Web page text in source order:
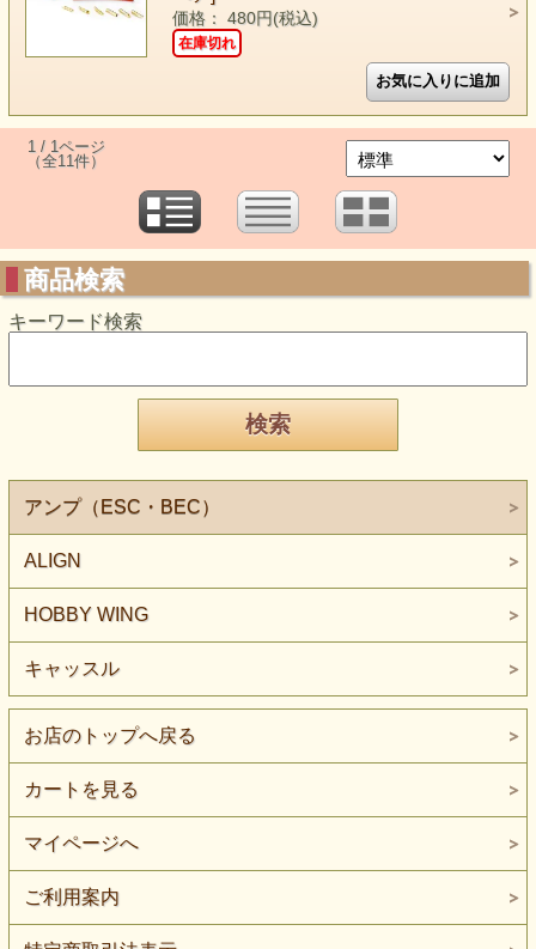
価格： 480円(税込)
在庫切れ
1 / 1ページ
（全11件）
商品検索
キーワード検索
アンプ（ESC・BEC）
ALIGN
HOBBY WING
キャッスル
お店のトップへ戻る
カートを見る
マイページへ
ご利用案内